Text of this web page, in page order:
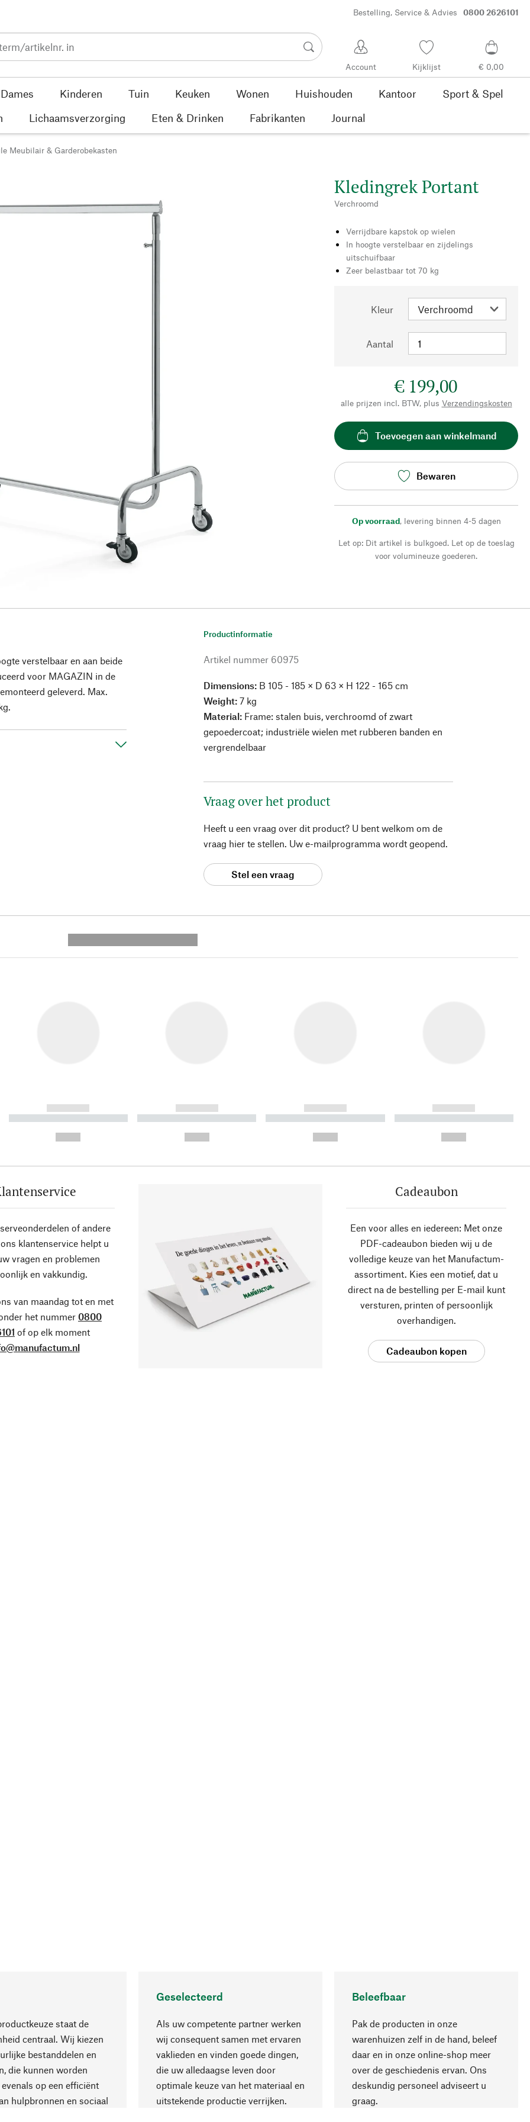
Bestelling, Service & Advies 0800 2626101
Account Kijklijst € 0,00
Dames Kinderen Tuin Keuken Wonen Huishouden Kantoor
Sport & Spel
Lichaamsverzorging Eten & Drinken Fabrikanten Journal
Meubilair & Garderobekasten
Kledingrek Portant
Verchroomd
Verrijdbare kapstok op wielen
In hoogte verstelbaar en zijdelings
uitschuifbaar
Zeer belastbaar tot 70 kg
Kleur
Aantal
€ 199,00
alle prijzen incl. BTW, plus Verzendingskosten
Toevoegen aan winkelmand
Bewaren
Op voorraad, levering binnen 4-5 dagen
Let op: Dit artikel is bulkgoed. Let op de toeslag
voor volumineuze goederen.
verstelbaar en aan beide
voor MAGAZIN in de
geleverd. Max.
Productinformatie
Artikel nummer 60975
Dimensions: B 105 - 185 × D 63 × H 122 - 165 cm
Weight: 7 kg
Material: Frame: stalen buis, verchroomd of zwart
gepoedercoat; industriële wielen met rubberen banden en
vergrendelbaar
Vraag over het product
Heeft u een vraag over dit product? U bent welkom om de
vraag hier te stellen. Uw e-mailprogramma wordt geopend.
Stel een vraag
------------
----------- ----------- ----------
------------
----------- ----------- ----------
------------
----------- ----------- ----------
------------
----------- ----------- ----------
of andere
klantenservice helpt u
vragen en problemen
en vakkundig.
van maandag tot en met
het nummer 0800
of op elk moment
Cadeaubon
Een voor alles en iedereen: Met onze
PDF-cadeaubon bieden wij u de
volledige keuze van het Manufactum-
assortiment. Kies een motief, dat u
direct na de bestelling per E-mail kunt
versturen, printen of persoonlijk
overhandigen.
Cadeaubon kopen
staat de
centraal. Wij kiezen
bestanddelen en
die kunnen worden
op een efficiënt
hulpbronnen en sociaal
Geselecteerd
Als uw competente partner werken
wij consequent samen met ervaren
vaklieden en vinden goede dingen,
die uw alledaagse leven door
optimale keuze van het materiaal en
uitstekende productie verrijken.
Beleefbaar
Pak de producten in onze
warenhuizen zelf in de hand, beleef
daar en in onze online-shop meer
over de geschiedenis ervan. Ons
deskundig personeel adviseert u
graag.
Naar boven